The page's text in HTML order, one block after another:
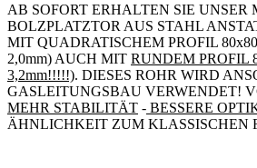
AB SOFORT ERHALTEN SIE UNSER
BOLZPLATZTOR AUS STAHL
MIT QUADRATISCHEM PROFIL
2,0mm) AUCH MIT RUNDEM PROFIL
3,2mm!!!!!). DIESES ROHR WIRD
GASLEITUNGSBAU VERWENDET!
MEHR STABILITÄT - BESSERE
ÄHNLICHKEIT ZUM KLASSISCHEN